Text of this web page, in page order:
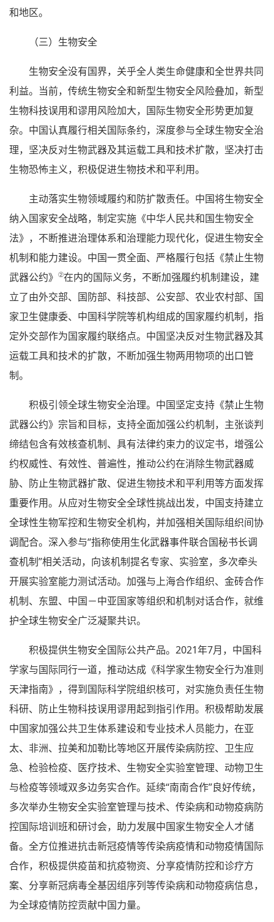
和地区。
（三）生物安全
生物安全没有国界，关乎全人类生命健康和全世界共同
利益。当前，传统生物安全和新型生物安全风险叠加，新型
生物科技误用和谬用风险加大，国际生物安全形势更加复
杂。中国认真履行相关国际条约，深度参与全球生物安全治
理，坚决反对生物武器及其运载工具和技术扩散，坚决打击
生物恐怖主义，积极促进生物技术和平利用。
主动落实生物领域履约和防扩散责任。中国将生物安全
纳入国家安全战略，制定实施《中华人民共和国生物安全
法》，不断推进治理体系和治理能力现代化，促进生物安全
机制和能力建设。中国一贯全面、严格履行包括《禁止生物
武器公约》 ②在内的国际义务，不断加强履约机制建设，建
立了由外交部、国防部、科技部、公安部、农业农村部、国
家卫生健康委、中国科学院等机构组成的国家履约机制，指
定外交部作为国家履约联络点。中国坚决反对生物武器及其
运载工具和技术的扩散，不断加强生物两用物项的出口管
制。
积极引领全球生物安全治理。中国坚定支持《禁止生物
武器公约》宗旨和目标，支持全面加强公约机制，主张谈判
缔结包含有效核查机制、具有法律约束力的议定书，增强公
约权威性、有效性、普遍性，推动公约在消除生物武器威
胁、防止生物武器扩散、促进生物技术和平利用等方面发挥
重要作用。从应对生物安全全球性挑战出发，中国支持建立
全球性生物军控和生物安全机构，并加强相关国际组织间协
调配合。深入参与“指称使用生化武器事件联合国秘书长调
查机制”相关活动，向该机制提名专家、实验室，多次牵头
开展实验室能力测试活动。加强与上海合作组织、金砖合作
机制、东盟、中国－中亚国家等组织和机制对话合作，就维
护全球生物安全广泛凝聚共识。
积极提供生物安全国际公共产品。2021年7月，中国科
学家与国际同行一道，推动达成《科学家生物安全行为准则
天津指南》，得到国际科学院组织核可，对实施负责任生物
科研、防止生物科技误用谬用起到指引作用。积极帮助发展
中国家加强公共卫生体系建设和专业技术人员能力，在亚
太、非洲、拉美和加勒比等地区开展传染病防控、卫生应
急、检验检疫、医疗技术、生物安全实验室管理、动物卫生
与检疫等领域双多边务实合作。延续“南南合作”良好传统，
多次举办生物安全实验室管理与技术、传染病和动物疫病防
控国际培训班和研讨会，助力发展中国家生物安全人才储
备。全方位推进抗击新冠疫情等传染病疫情和动物疫情国际
合作，积极提供疫苗和抗疫物资、分享疫情防控和诊疗方
案、分享新冠病毒全基因组序列等传染病和动物疫病信息，
为全球疫情防控贡献中国力量。